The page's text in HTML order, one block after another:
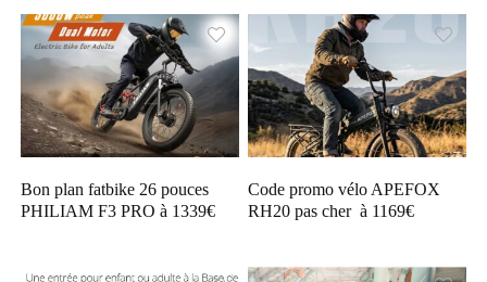
Bon plan fatbike 26 pouces
PHILIAM F3 PRO à 1339€
Code promo vélo APEFOX
RH20 pas cher à 1169€